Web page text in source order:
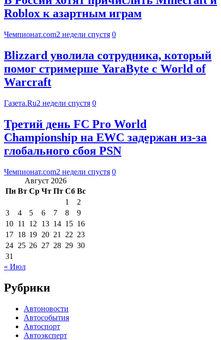
Roblox к азартным играм
Чемпионат.com2 недели спустя 0
Blizzard уволила сотрудника, который
помог стримерше YaraByte с World of
Warcraft
Газета.Ru2 недели спустя 0
Третий день FC Pro World
Championship на EWC задержан из-за
глобального сбоя PSN
Чемпионат.com2 недели спустя 0
Август 2026
Пн Вт Ср Чт Пт Сб Вс
1
2
3
4 5 6 7 8
9
10 11 12 13 14 15 16
17 18 19 20 21 22 23
24 25 26 27 28 29 30
31
« Июл
Рубрики
Автоновости
Автособытия
Автоспорт
Автоэксперт